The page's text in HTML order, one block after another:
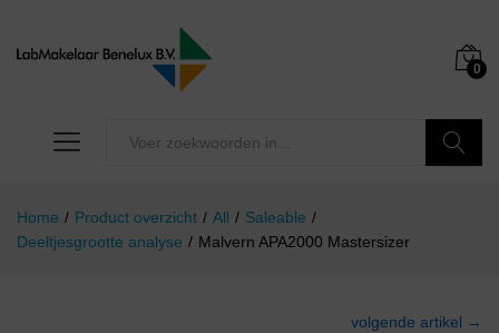
0
Home / Product overzicht / All / Saleable /
Deeltjesgrootte analyse / Malvern APA2000 Mastersizer
volgende artikel →